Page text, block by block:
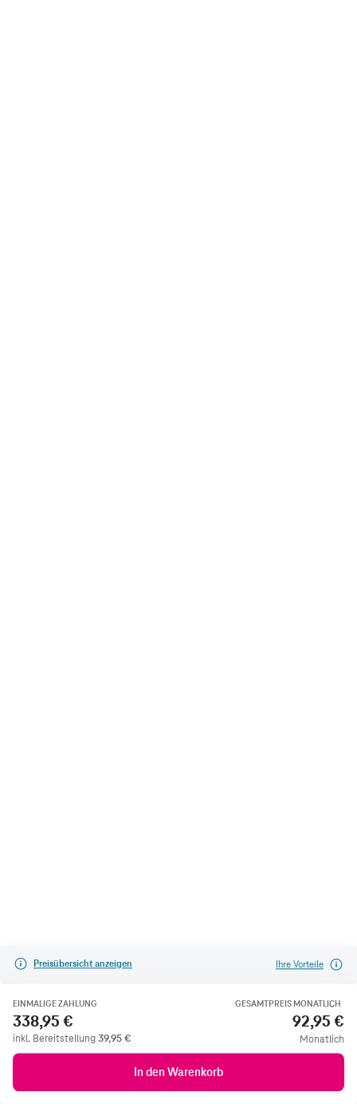
Preisübersicht anzeigen Ihre Vorteile
EINMALIGE ZAHLUNG
338,95 €
inkl. Bereitstellung39,95€
GESAMTPREIS MONATLICH
92,95 €
Monatlich
In den Warenkorb